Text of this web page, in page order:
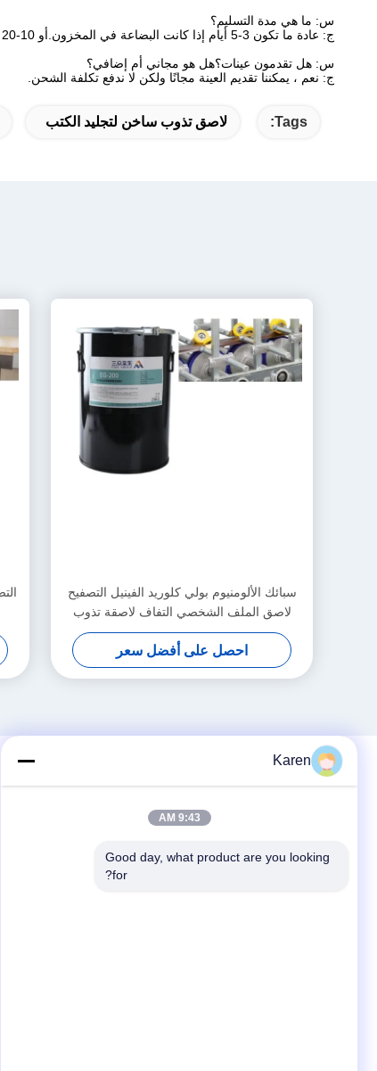
س: ما هي مدة التسليم؟
ج: عادة ما تكون 3-5 أيام إذا كانت البضاعة في المخزون.أو 10-20 يومًا إذا لم تكن البضاعة في المخزون ، فهي حسب الكمية.
س: هل تقدمون عينات؟هل هو مجاني أم إضافي؟
ج: نعم ، يمكننا تقديم العينة مجانًا ولكن لا ندفع تكلفة الشحن.
Tags: لاصق تذوب ساخن لتجليد الكتب
سبائك الألومنيوم بولي كلوريد الفينيل التصفيح
لاصق الملف الشخصي التفاف لاصقة تذوب
الساخنة
احصل على أفضل سعر
Karen
9:43 AM
Good day, what product are you looking
for?